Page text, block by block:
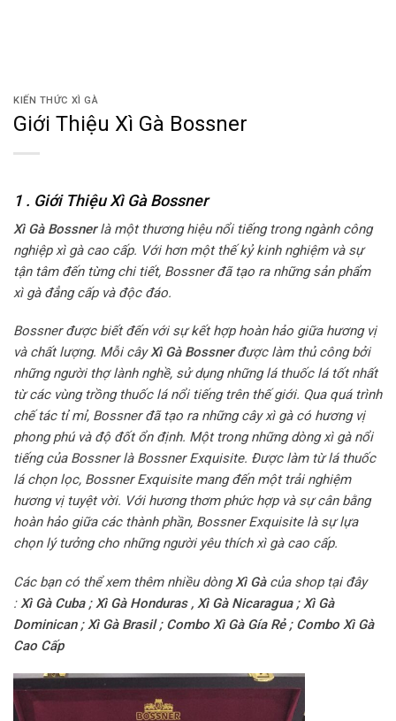
KIẾN THỨC XÌ GÀ
Giới Thiệu Xì Gà Bossner
1 . Giới Thiệu Xì Gà Bossner
Xì Gà Bossnerlà một thương hiệu nổi tiếng trong ngành công
nghiệp xì gà cao cấp. Với hơn một thế kỷ kinh nghiệm và sự
tận tâm đến từng chi tiết, Bossner đã tạo ra những sản phẩm
xì gà đẳng cấp và độc đáo.
Bossner được biết đến với sự kết hợp hoàn hảo giữa hương vị
và chất lượng. Mỗi câyXì Gà Bossnerđược làm thủ công bởi
những người thợ lành nghề, sử dụng những lá thuốc lá tốt nhất
từ các vùng trồng thuốc lá nổi tiếng trên thế giới. Qua quá trình
chế tác tỉ mỉ, Bossner đã tạo ra những cây xì gà có hương vị
phong phú và độ đốt ổn định. Một trong những dòng xì gà nổi
tiếng của Bossner là Bossner Exquisite. Được làm từ lá thuốc
lá chọn lọc, Bossner Exquisite mang đến một trải nghiệm
hương vị tuyệt vời. Với hương thơm phức hợp và sự cân bằng
hoàn hảo giữa các thành phần, Bossner Exquisite là sự lựa
chọn lý tưởng cho những người yêu thích xì gà cao cấp.
Các bạn có thể xem thêm nhiều dòngXì Gàcủa shop tại đây
: Xì Gà Cuba; Xì Gà Honduras, Xì Gà Nicaragua; Xì Gà
Dominican; Xì Gà Brasil; Combo Xì Gà Gía Rẻ; Combo Xì Gà
Cao Cấp